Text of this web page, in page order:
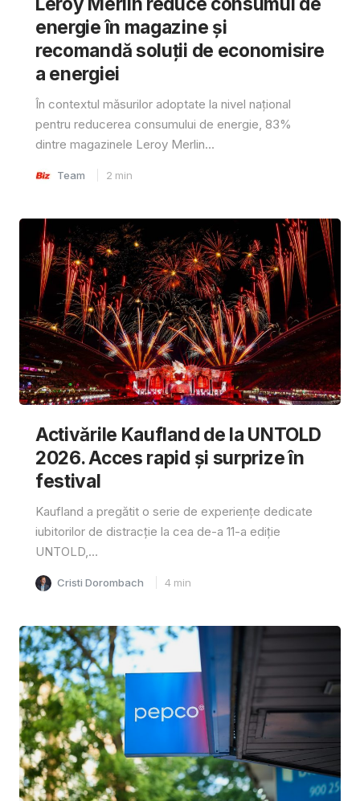
energie în magazine și
recomandă soluții de economisire
a energiei
În contextul măsurilor adoptate la nivel național
pentru reducerea consumului de energie, 83%
dintre magazinele Leroy Merlin...
Team 2 min
Activările Kaufland de la UNTOLD
2026. Acces rapid și surprize în
festival
Kaufland a pregătit o serie de experiențe dedicate
iubitorilor de distracție la cea de-a 11-a ediție
UNTOLD,...
Cristi Dorombach 4 min